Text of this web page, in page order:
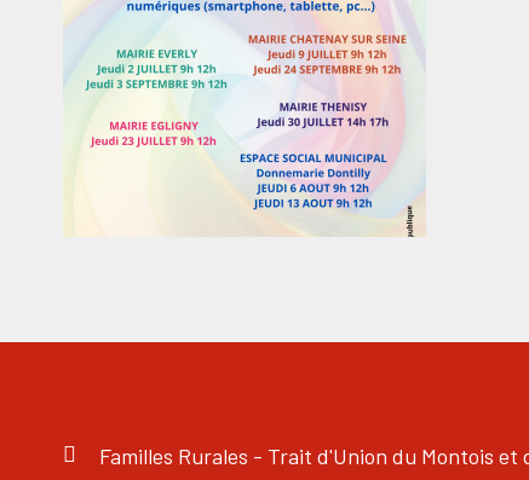
Familles Rurales - Trait d'Union du Montois et